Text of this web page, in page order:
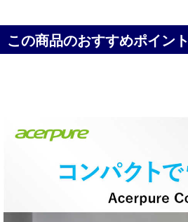
この商品のおすすめポイント